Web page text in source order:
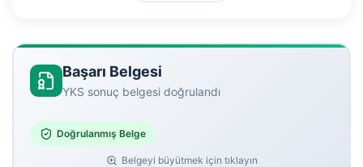
Başarı Belgesi
YKS sonuç belgesi doğrulandı
Doğrulanmış Belge
Belgeyi büyütmek için tıklayın